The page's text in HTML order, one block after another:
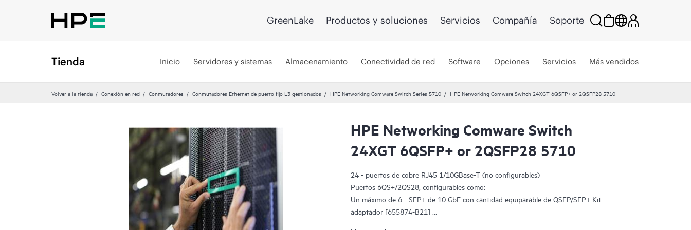
GreenLake Productos y soluciones Servicios Compañía Soporte
Tienda Inicio Servidores y sistemas Almacenamiento Conectividad de red Software Opciones Servicios Más vendidos
Volver a la tienda Conexión en red Conmutadores Conmutadores Ethernet de puerto fijo L3 gestionados HPE Networking Comware Switch Series 5710 HPE Networking Comware Switch 24XGT 6QSFP+ or 2QSFP28 5710
HPE Networking Comware Switch
24XGT 6QSFP+ or 2QSFP28 5710
24 - puertos de cobre RJ45 1/10GBase-T (no configurables)
Puertos 6QS+/2QS28, configurables como:
Un máximo de 6 - SFP+ de 10 GbE con cantidad equiparable de QSFP/SFP+ Kit
adaptador [655874-B21]